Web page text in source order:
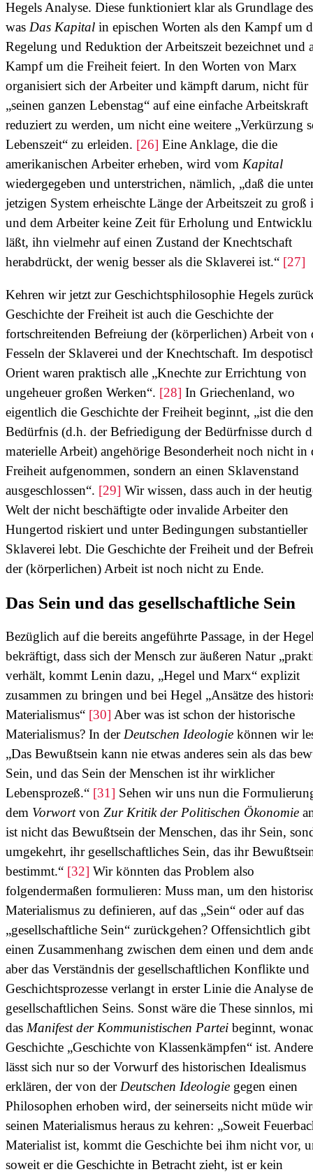
Hegels Analyse. Diese funktioniert klar als Grundlage
was Das Kapital in epischen Worten als den Kampf um
Regelung und Reduktion der Arbeitszeit bezeichnet und
Kampf um die Freiheit feiert. In den Worten von Marx
organisiert sich der Arbeiter und kämpft darum, nicht für
„seinen ganzen Lebenstag“ auf eine einfache Arbeitskraft
reduziert zu werden, um nicht eine weitere „Verkürzung
Lebenszeit“ zu erleiden. [26] Eine Anklage, die die
amerikanischen Arbeiter erheben, wird vom Kapital
wiedergegeben und unterstrichen, nämlich, „daß die
jetzigen System erheischte Länge der Arbeitszeit zu groß
und dem Arbeiter keine Zeit für Erholung und
läßt, ihn vielmehr auf einen Zustand der Knechtschaft
herabdrückt, der wenig besser als die Sklaverei ist.“ [27]
Kehren wir jetzt zur Geschichtsphilosophie Hegels
Geschichte der Freiheit ist auch die Geschichte der
fortschreitenden Befreiung der (körperlichen) Arbeit von
Fesseln der Sklaverei und der Knechtschaft. Im
Orient waren praktisch alle „Knechte zur Errichtung von
ungeheuer großen Werken“. [28] In Griechenland, wo
eigentlich die Geschichte der Freiheit beginnt, „ist die
Bedürfnis (d.h. der Befriedigung der Bedürfnisse durch
materielle Arbeit) angehörige Besonderheit noch nicht in
Freiheit aufgenommen, sondern an einen Sklavenstand
ausgeschlossen“. [29] Wir wissen, dass auch in der
Welt der nicht beschäftigte oder invalide Arbeiter den
Hungertod riskiert und unter Bedingungen substantieller
Sklaverei lebt. Die Geschichte der Freiheit und der
der (körperlichen) Arbeit ist noch nicht zu Ende.
Das Sein und das gesellschaftliche Sein
Bezüglich auf die bereits angeführte Passage, in der
bekräftigt, dass sich der Mensch zur äußeren Natur
verhält, kommt Lenin dazu, „Hegel und Marx“ explizit
zusammen zu bringen und bei Hegel „Ansätze des
Materialismus“ [30] Aber was ist schon der historische
Materialismus? In derDeutschen Ideologie können wir
„Das Bewußtsein kann nie etwas anderes sein als das
Sein, und das Sein der Menschen ist ihr wirklicher
Lebensprozeß.“ [31] Sehen wir uns nun die
dem Vorwortvon Zur Kritik der Politischen Ökonomie
ist nicht das Bewußtsein der Menschen, das ihr Sein,
umgekehrt, ihr gesellschaftliches Sein, das ihr
bestimmt.“ [32] Wir könnten das Problem also
folgendermaßen formulieren: Muss man, um den
Materialismus zu definieren, auf das „Sein“ oder auf das
„gesellschaftliche Sein“ zurückgehen? Offensichtlich gibt
einen Zusammenhang zwischen dem einen und dem
aber das Verständnis der gesellschaftlichen Konflikte und
Geschichtsprozesse verlangt in erster Linie die Analyse
gesellschaftlichen Seins. Sonst wäre die These sinnlos,
das Manifest der Kommunistischen Partei beginnt,
Geschichte „Geschichte von Klassenkämpfen“ ist.
lässt sich nur so der Vorwurf des historischen Idealismus
erklären, der von derDeutschen Ideologie gegen einen
Philosophen erhoben wird, der seinerseits nicht müde
seinen Materialismus heraus zu kehren: „Soweit
Materialist ist, kommt die Geschichte bei ihm nicht vor,
soweit er die Geschichte in Betracht zieht, ist er kein